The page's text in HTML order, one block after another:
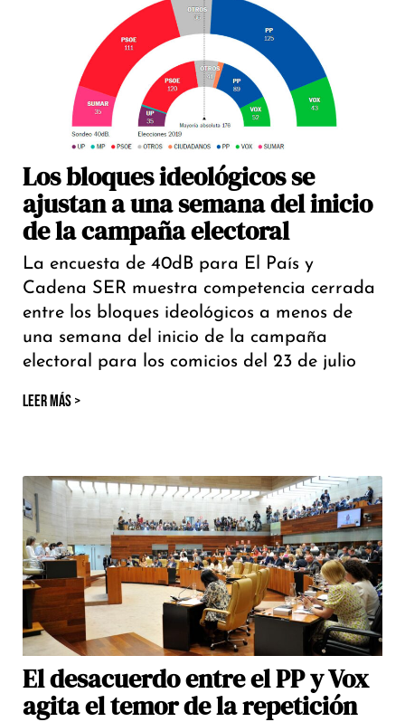
Los bloques ideológicos se
ajustan a una semana del inicio
de la campaña electoral
La encuesta de 40dB para El País y
Cadena SER muestra competencia cerrada
entre los bloques ideológicos a menos de
una semana del inicio de la campaña
electoral para los comicios del 23 de julio
LEER MÁS >
El desacuerdo entre el PP y Vox
agita el temor de la repetición